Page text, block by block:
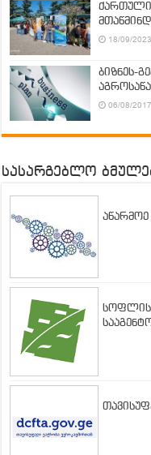
ქართული
18/09/2023
ბიზნეს-
06/08/2017
სასარგებლო
სოფლის